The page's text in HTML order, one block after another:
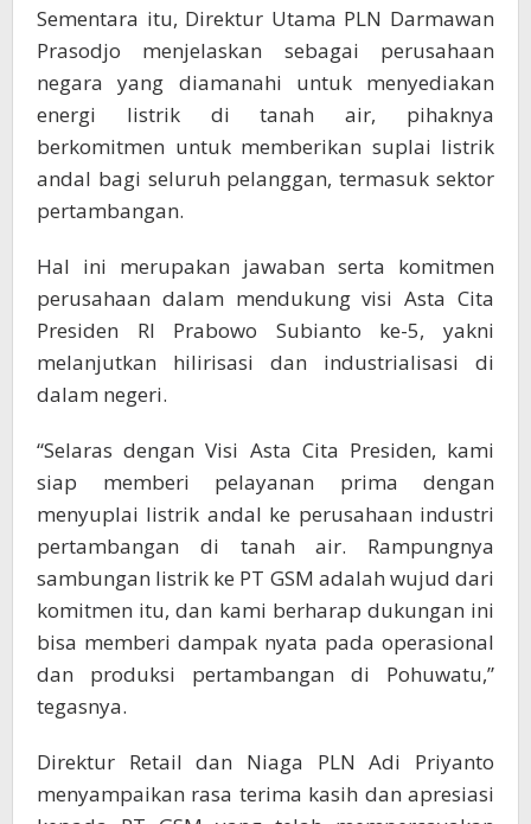
Sementara itu, Direktur Utama PLN Darmawan
Prasodjo menjelaskan sebagai perusahaan
negara yang diamanahi untuk menyediakan
energi listrik di tanah air, pihaknya
berkomitmen untuk memberikan suplai listrik
andal bagi seluruh pelanggan, termasuk sektor
pertambangan.
Hal ini merupakan jawaban serta komitmen
perusahaan dalam mendukung visi Asta Cita
Presiden RI Prabowo Subianto ke-5, yakni
melanjutkan hilirisasi dan industrialisasi di
dalam negeri.
“Selaras dengan Visi Asta Cita Presiden, kami
siap memberi pelayanan prima dengan
menyuplai listrik andal ke perusahaan industri
pertambangan di tanah air. Rampungnya
sambungan listrik ke PT GSM adalah wujud dari
komitmen itu, dan kami berharap dukungan ini
bisa memberi dampak nyata pada operasional
dan produksi pertambangan di Pohuwatu,”
tegasnya.
Direktur Retail dan Niaga PLN Adi Priyanto
menyampaikan rasa terima kasih dan apresiasi